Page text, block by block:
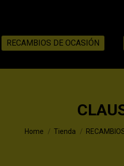
RECAMBIOS DE OCASIÓN
You are here:
Home Tienda